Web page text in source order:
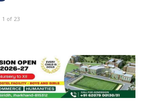
1 of 23